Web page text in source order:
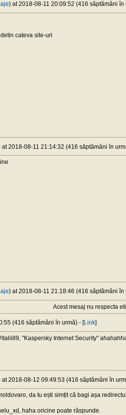
) at 2018-08-11 20:09:52 (416 săptămâni în
cateva site-uri
at 2018-08-11 21:14:32 (416 săptămâni în
) at 2018-08-11 21:18:46 (416 săptămâni în
Acest mesaj nu respecta
(416 săptămâni în urmă) - [Link]
"Kaspersky Internet Security"
at 2018-08-12 09:49:53 (416 săptămâni în
da tu ești simțit că bagi așa
haha oricine poate răspunde.